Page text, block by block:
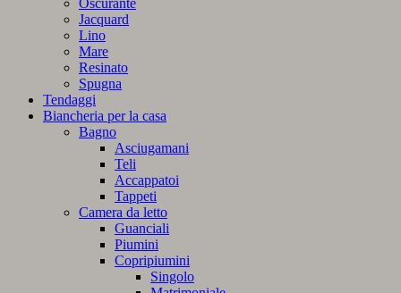
Jacquard
Lino
Mare
Resinato
Spugna
Tendaggi
Biancheria per la casa
Bagno
Asciugamani
Teli
Accappatoi
Tappeti
Camera da letto
Guanciali
Piumini
Copripiumini
Singolo